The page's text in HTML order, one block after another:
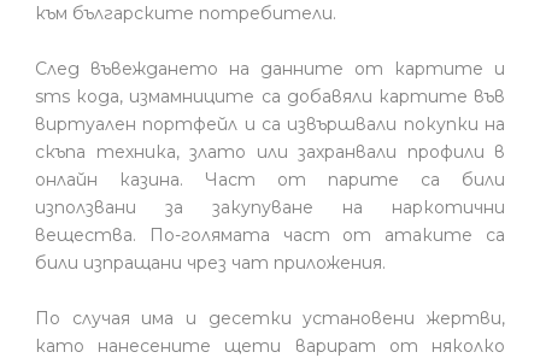
към българските потребители.
След въвеждането на данните от картите и
sms кода, измамниците са добавяли картите във
виртуален портфейл и са извършвали покупки на
скъпа техника, злато или захранвали профили в
онлайн казина. Част от парите са били
използвани за закупуване на наркотични
вещества. По-голямата част от атаките са
били изпращани чрез чат приложения.
По случая има и десетки установени жертви,
като нанесените щети варират от няколко